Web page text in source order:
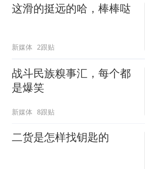
这滑的挺远的哈，棒棒哒
新媒体 2跟贴
战斗民族糗事汇，每个都
是爆笑
新媒体 8跟贴
二货是怎样找钥匙的